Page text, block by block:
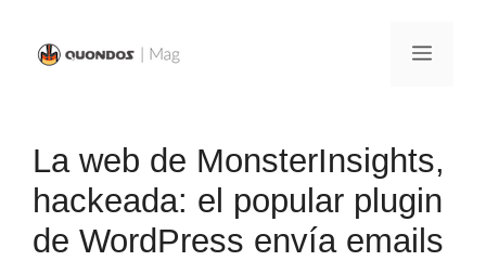
Menú
La web de MonsterInsights,
hackeada: el popular plugin
de WordPress envía emails